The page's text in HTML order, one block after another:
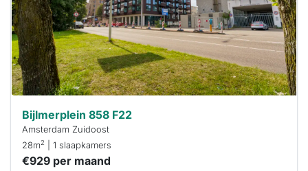
reageren.
Stekkies helpt
je hierbij!
Bijlmerplein 858 F22
Amsterdam Zuidoost
28m2 | 1 slaapkamers
€929 per maand